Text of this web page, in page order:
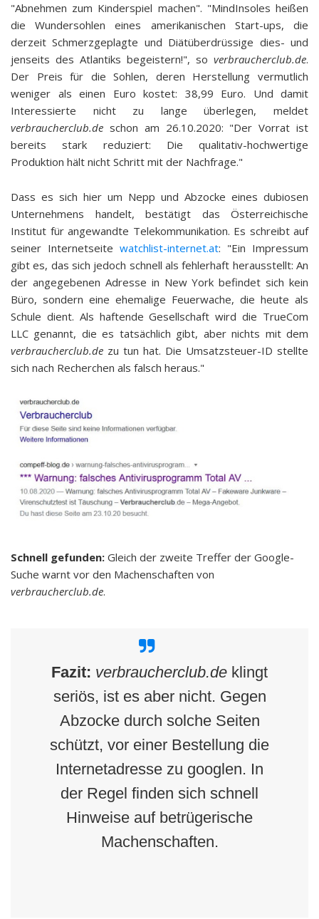
"Abnehmen zum Kinderspiel machen". "MindInsoles heißen
die Wundersohlen eines amerikanischen Start-ups, die
derzeit Schmerzgeplagte und Diätüberdrüssige dies- und
jenseits des Atlantiks begeistern!", so verbraucherclub.de.
Der Preis für die Sohlen, deren Herstellung vermutlich
weniger als einen Euro kostet: 38,99 Euro. Und damit
Interessierte nicht zu lange überlegen, meldet
verbraucherclub.de schon am 26.10.2020: "Der Vorrat ist
bereits stark reduziert: Die qualitativ-hochwertige
Produktion hält nicht Schritt mit der Nachfrage."
Dass es sich hier um Nepp und Abzocke eines dubiosen
Unternehmens handelt, bestätigt das Österreichische
Institut für angewandte Telekommunikation. Es schreibt auf
seiner Internetseite watchlist-internet.at: "Ein Impressum
gibt es, das sich jedoch schnell als fehlerhaft herausstellt: An
der angegebenen Adresse in New York befindet sich kein
Büro, sondern eine ehemalige Feuerwache, die heute als
Schule dient. Als haftende Gesellschaft wird die TrueCom
LLC genannt, die es tatsächlich gibt, aber nichts mit dem
verbraucherclub.de zu tun hat. Die Umsatzsteuer-ID stellte
sich nach Recherchen als falsch heraus."
Schnell gefunden: Gleich der zweite Treffer der Google-
Suche warnt vor den Machenschaften von
verbraucherclub.de.
Fazit: verbraucherclub.de klingt
seriös, ist es aber nicht. Gegen
Abzocke durch solche Seiten
schützt, vor einer Bestellung die
Internetadresse zu googlen. In
der Regel finden sich schnell
Hinweise auf betrügerische
Machenschaften.